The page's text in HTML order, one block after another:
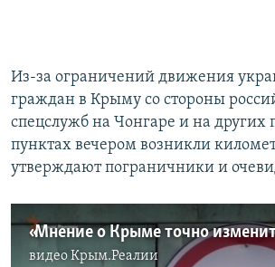
Из-за ограничений движения
граждан в Крыму со стороны
спецслужб на Чонгаре и на других
пунктах вечером возникли
утверждают пограничники и
видеоКрым.Реалии